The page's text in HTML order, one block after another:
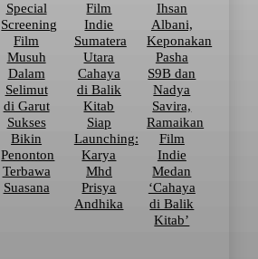
Special
Screening
Film
Musuh
Dalam
Selimut
di Garut
Sukses
Bikin
Penonton
Terbawa
Suasana
Film
Indie
Sumatera
Utara
Cahaya
di Balik
Kitab
Siap
Launching:
Karya
Mhd
Prisya
Andhika
Ihsan
Albani,
Keponakan
Pasha
S9B dan
Nadya
Savira,
Ramaikan
Film
Indie
Medan
‘Cahaya
di Balik
Kitab’